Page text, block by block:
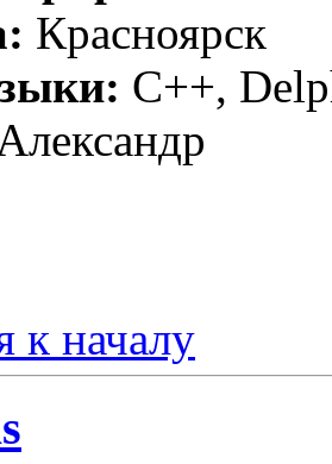
Красноярск
С++,
к началу